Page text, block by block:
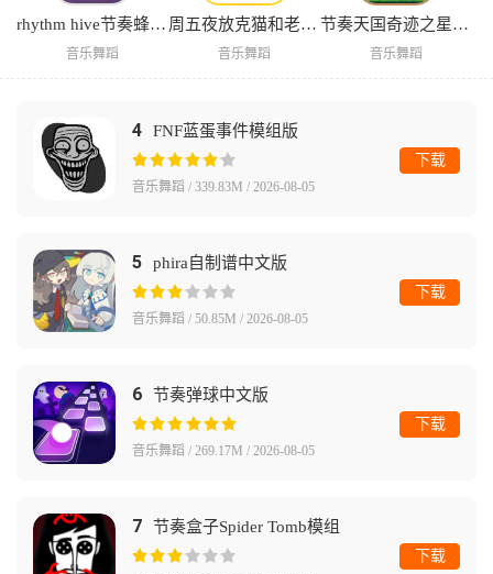
rhythm hive节奏蜂巢安卓版
音乐舞蹈
周五夜放克猫和老鼠地窖秀汉化版
音乐舞蹈
节奏天国奇迹之星汉化版
音乐舞蹈
4 FNF蓝蛋事件模组版
音乐舞蹈 / 339.83M / 2026-08-05
下载
5 phira自制谱中文版
音乐舞蹈 / 50.85M / 2026-08-05
下载
6 节奏弹球中文版
音乐舞蹈 / 269.17M / 2026-08-05
下载
7 节奏盒子Spider Tomb模组
下载